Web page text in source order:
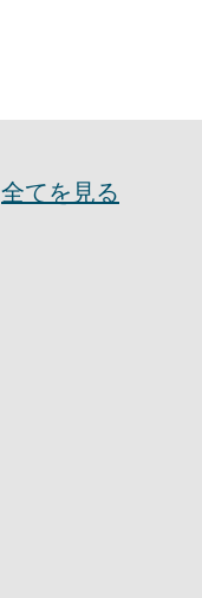
全てを見る